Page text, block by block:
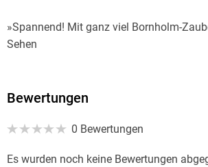
»Spannend! Mit ganz viel Bornholm-
Sehen
Rundschau online
»Kobr versteht es wie kaum ein anderer,
Bewertungen
0 Bewertungen
Es wurden noch keine Bewertungen